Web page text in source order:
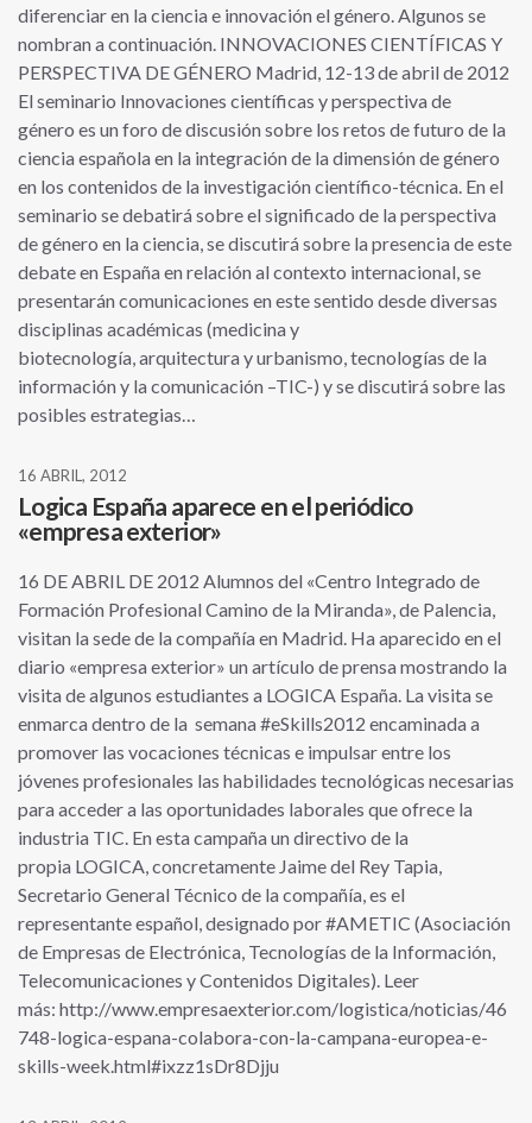
diferenciar en la ciencia e innovación el género. Algunos se
nombran a continuación. INNOVACIONES CIENTÍFICAS Y
PERSPECTIVA DE GÉNERO Madrid, 12-13 de abril de 2012
El seminario Innovaciones científicas y perspectiva de
género es un foro de discusión sobre los retos de futuro de la
ciencia española en la integración de la dimensión de género
en los contenidos de la investigación científico-técnica. En el
seminario se debatirá sobre el significado de la perspectiva
de género en la ciencia, se discutirá sobre la presencia de este
debate en España en relación al contexto internacional, se
presentarán comunicaciones en este sentido desde diversas
disciplinas académicas (medicina y
biotecnología, arquitectura y urbanismo, tecnologías de la
información y la comunicación –TIC-) y se discutirá sobre las
posibles estrategias…
16 ABRIL, 2012
Logica España aparece en el periódico
«empresa exterior»
16 DE ABRIL DE 2012 Alumnos del «Centro Integrado de
Formación Profesional Camino de la Miranda», de Palencia,
visitan la sede de la compañía en Madrid. Ha aparecido en el
diario «empresa exterior» un artículo de prensa mostrando la
visita de algunos estudiantes a LOGICA España. La visita se
enmarca dentro de la semana #eSkills2012 encaminada a
promover las vocaciones técnicas e impulsar entre los
jóvenes profesionales las habilidades tecnológicas necesarias
para acceder a las oportunidades laborales que ofrece la
industria TIC. En esta campaña un directivo de la
propia LOGICA, concretamente Jaime del Rey Tapia,
Secretario General Técnico de la compañía, es el
representante español, designado por #AMETIC (Asociación
de Empresas de Electrónica, Tecnologías de la Información,
Telecomunicaciones y Contenidos Digitales). Leer
más: http://www.empresaexterior.com/logistica/noticias/46
748-logica-espana-colabora-con-la-campana-europea-e-
skills-week.html#ixzz1sDr8Djju